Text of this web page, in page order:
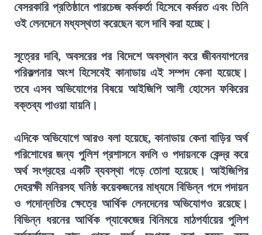
বেসরকারি প্রতিষ্ঠানে পারচেজ কর্মকর্তা হিসেবে কর্মরত এবং তিনি
ওই লেনদেনে মধ্যস্থতা করেছেন বলে দাবি করা হচ্ছে।
সূত্রের দাবি, অবসরের পর বিদেশে অবস্থান করে জীবনযাপনের
পরিকল্পনার অংশ হিসেবেই কানাডায় এই সম্পদ কেনা হয়েছে।
তবে এসব অভিযোগের বিষয়ে আইজিপি আলী হোসেন ফকিরের
বক্তব্য পাওয়া যায়নি।
এদিকে অভিযোগে আরও বলা হয়েছে, কানাডায় কেনা বাড়ির অর্থ
পরিশোধের জন্য পুলিশ প্রশাসনে বদলি ও পদায়নকে কেন্দ্র করে
অর্থ সংগ্রহের একটি ব্যবস্থা গড়ে তোলা হয়েছে। আইজিপির
দেহরক্ষী মনিরসহ ঘনিষ্ঠ কয়েকজনের মাধ্যমে বিভিন্ন পদে পদায়ন
ও পদোন্নতির ক্ষেত্রে আর্থিক লেনদেনের অভিযোগও রয়েছে।
বিভিন্ন ধরনের আর্থিক প্যাকেজের বিনিময়ে মাঠপর্যায়ের পুলিশ